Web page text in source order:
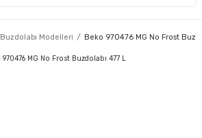
Buzdolabı Modelleri Beko 970476 MG No Frost